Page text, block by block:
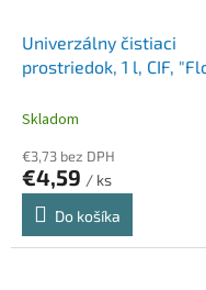
Univerzálny čistiaci
prostriedok, 1 l, CIF,
aloe vera
Skladom
€3,73 bez DPH
€4,59 / ks
Do košíka